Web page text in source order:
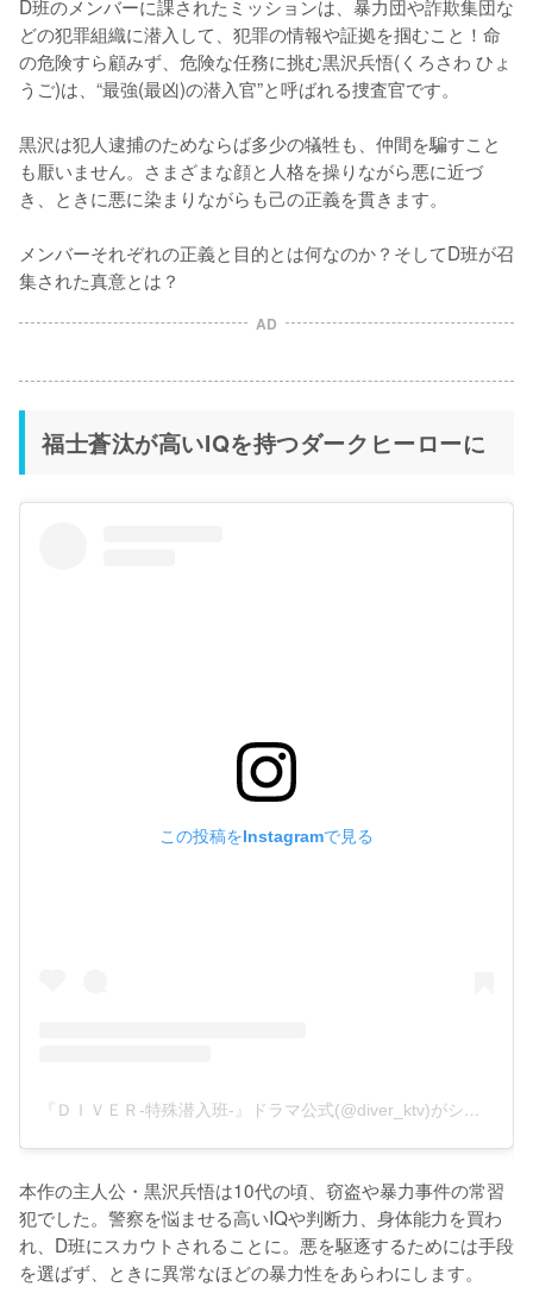
D班のメンバーに課されたミッションは、暴力団や詐欺集団な
どの犯罪組織に潜入して、犯罪の情報や証拠を掴むこと！命
の危険すら顧みず、危険な任務に挑む黒沢兵悟(くろさわ ひょ
うご)は、“最強(最凶)の潜入官”と呼ばれる捜査官です。
黒沢は犯人逮捕のためならば多少の犠牲も、仲間を騙すこと
も厭いません。さまざまな顔と人格を操りながら悪に近づ
き、ときに悪に染まりながらも己の正義を貫きます。
メンバーそれぞれの正義と目的とは何なのか？そしてD班が召
集された真意とは？
AD
福士蒼汰が高いIQを持つダークヒーローに
この投稿をInstagramで見る
『ＤＩＶＥＲ-特殊潜入班-』ドラマ公式(@diver_ktv)がシェアした投稿
本作の主人公・黒沢兵悟は10代の頃、窃盗や暴力事件の常習
犯でした。警察を悩ませる高いIQや判断力、身体能力を買わ
れ、D班にスカウトされることに。悪を駆逐するためには手段
を選ばず、ときに異常なほどの暴力性をあらわにします。